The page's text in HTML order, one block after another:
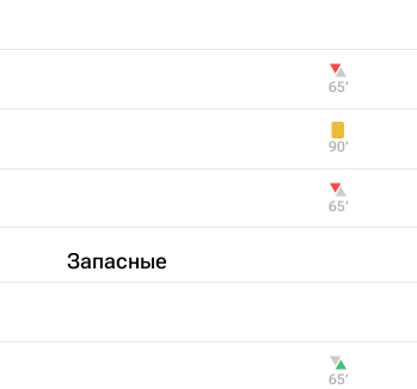
Запасные
65‎’‎
90‎’‎
65‎’‎
65‎’‎